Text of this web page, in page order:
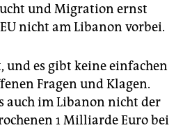
und Migration ernst
nicht am Libanon vorbei.
es gibt keine einfachen
Fragen und Klagen.
auch im Libanon nicht der
1 Milliarde Euro bei